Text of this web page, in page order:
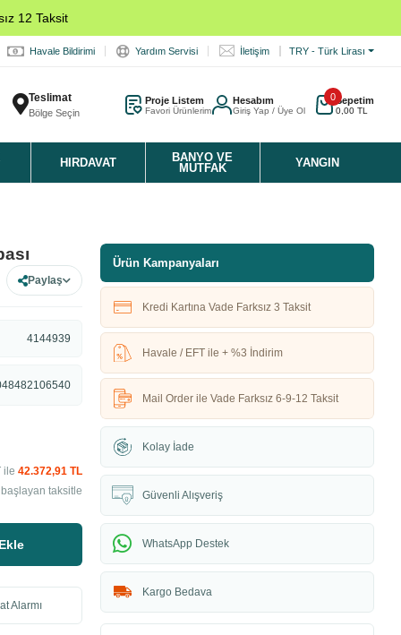
12 Taksit
Havale Bildirimi Yardım Servisi İletişim TRY - Türk Lirası
Teslimat
Bölge Seçin
Proje Listem
Favori Ürünlerim
Hesabım
Giriş Yap / Üye Ol
0Sepetim
0,00 TL
HIRDAVAT
BANYO VE
MUTFAK
YANGIN
Paylaş
4144939
ile 42.372,91 TL
taksitle
Alarmı
Ürün Kampanyaları
Kredi Kartına Vade Farksız 3 Taksit
Havale / EFT ile + %3 İndirim
Mail Order ile Vade Farksız 6-9-12 Taksit
Kolay İade
Güvenli Alışveriş
WhatsApp Destek
Kargo Bedava